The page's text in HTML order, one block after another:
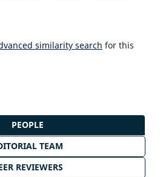
similarity search for this
PEOPLE
TEAM
REVIEWERS